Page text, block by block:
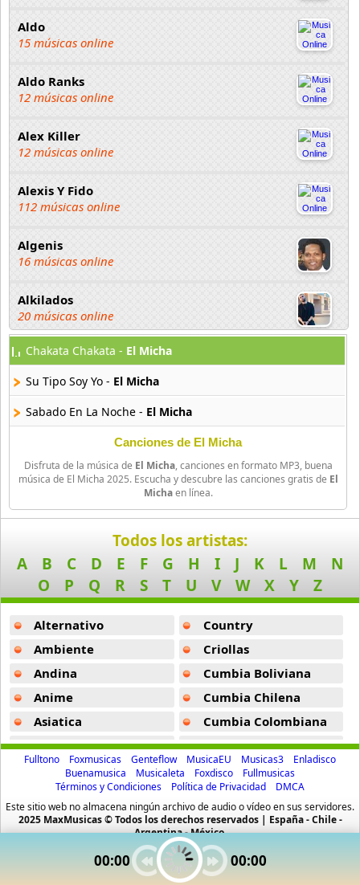
Aldo
15 músicas online
Aldo Ranks
12 músicas online
Alex Killer
12 músicas online
Alexis Y Fido
112 músicas online
Algenis
16 músicas online
Alkilados
20 músicas online
Andy Boy
42 músicas online
Angel Olmos
9 músicas online
Anonimus
20 músicas online
Anton La Voz De Oro
10 músicas online
Anuel Aa
257 músicas online
Arcangel
416 músicas online
Arcangel Y De La Ghetto
101 músicas online
4 músicas online
Asesino
21 músicas online
93 músicas online00:00 00:00
Chakata Chakata - El Micha
Su Tipo Soy Yo - El Micha
Sabado En La Noche - El Micha
Canciones de El Micha
Disfruta de la música de El Micha, canciones en formato MP3, buena
música de El Micha 2025. Escucha y descubre las canciones gratis de El
Michaen línea.
Todos los artistas:
A
B C D E F G H I J K L M
N
O
P Q R S T U V W X Y Z
Alternativo
Ambiente
Andina
Anime
Asiatica
Atevip
Bachatas
Baladas
Baladas De Oro
Country
Criollas
Cumbia Boliviana
Cumbia Chilena
Cumbia Colombiana
Cumbia Ecuatoriana
Cumbia Mexicana
Cumbia Pop
Cumbia Surena
Cumbias
CumbiaSur
Fulltono Foxmusicas Genteflow MusicaEU Musicas3
Enladisco
Buenamusica
Musicaleta Foxdisco
Fullmusicas
Términos y Condiciones
Política de Privacidad
DMCA
Este sitio web no almacena ningún archivo de audio o vídeo en sus servidores.
2025 MaxMusicas © Todos los derechos reservados | España - Chile -
Argentina - México.